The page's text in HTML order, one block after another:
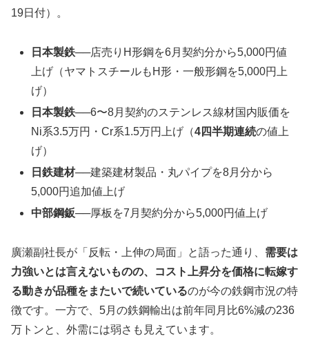
19日付）。
日本製鉄──店売りH形鋼を6月契約分から5,000円値
上げ（ヤマトスチールもH形・一般形鋼を5,000円上
げ）
日本製鉄──6〜8月契約のステンレス線材国内販価を
Ni系3.5万円・Cr系1.5万円上げ（4四半期連続の値上
げ）
日鉄建材──建築建材製品・丸パイプを8月分から
5,000円追加値上げ
中部鋼鈑──厚板を7月契約分から5,000円値上げ
廣瀬副社長が「反転・上伸の局面」と語った通り、 需要は
力強いとは言えないものの、コスト上昇分を価格に転嫁す
る動きが品種をまたいで続いているのが今の鉄鋼市況の特
徴です。一方で、5月の鉄鋼輸出は前年同月比6%減の236
万トンと、外需には弱さも見えています。